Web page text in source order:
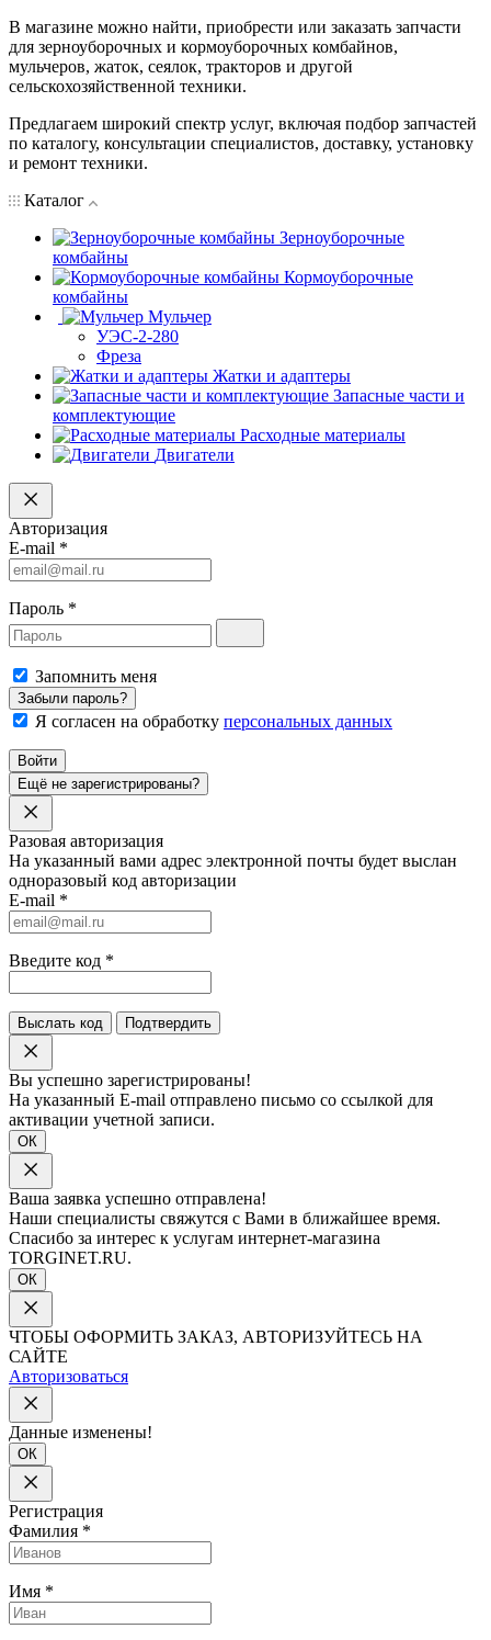
В магазине можно найти, приобрести или заказать запчасти
для зерноуборочных и кормоуборочных комбайнов,
мульчеров, жаток, сеялок, тракторов и другой
сельскохозяйственной техники.
Предлагаем широкий спектр услуг, включая подбор запчастей
по каталогу, консультации специалистов, доставку, установку
и ремонт техники.
Каталог
Зерноуборочные
комбайны
Кормоуборочные
комбайны
Мульчер
УЭС-2-280
Фреза
Жатки и адаптеры
Запасные части и
комплектующие
Расходные материалы
Двигатели
Авторизация
E-mail *
Пароль *
Запомнить меня
Забыли пароль?
Я согласен на обработку персональных данных
Войти
Ещё не зарегистрированы?
Разовая авторизация
На указанный вами адрес электронной почты будет выслан
одноразовый код авторизации
E-mail *
Введите код *
Выслать код Подтвердить
Вы успешно зарегистрированы!
На указанный E-mail отправлено письмо со ссылкой для
активации учетной записи.
ОК
Ваша заявка успешно отправлена!
Наши специалисты свяжутся с Вами в ближайшее время.
Спасибо за интерес к услугам интернет-магазина
TORGINET.RU.
ОК
ЧТОБЫ ОФОРМИТЬ ЗАКАЗ, АВТОРИЗУЙТЕСЬ НА
САЙТЕ
Авторизоваться
Данные изменены!
ОК
Регистрация
Фамилия *
Имя *